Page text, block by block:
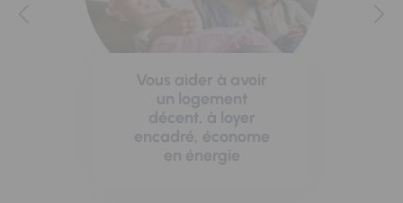
Vous aider à avoir
un logement
décent, à loyer
encadré, économe
en énergie